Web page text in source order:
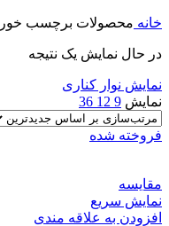
خانه محصولات برچسب
در حال نمایش یک نتیجه
نمایش نوار کناری
نمایش 9
12
36
فروخته شده
مقايسه
نمایش سریع
افزودن به علاقه مندی